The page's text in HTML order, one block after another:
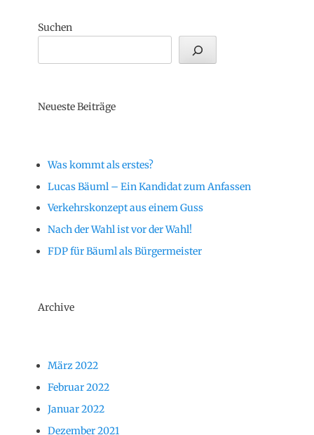
Suchen
Neueste Beiträge
Was kommt als erstes?
Lucas Bäuml – Ein Kandidat zum Anfassen
Verkehrskonzept aus einem Guss
Nach der Wahl ist vor der Wahl!
FDP für Bäuml als Bürgermeister
Archive
März 2022
Februar 2022
Januar 2022
Dezember 2021